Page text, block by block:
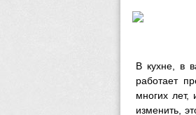
В кухне, в
работает
многих лет,
изменить,